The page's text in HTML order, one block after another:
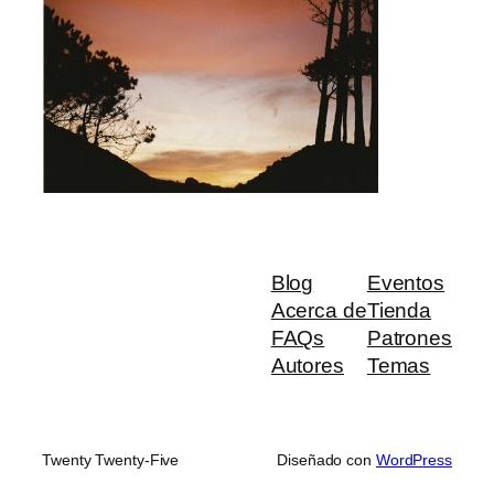
Blog
Acerca de
FAQs
Autores
Eventos
Tienda
Patrones
Temas
Twenty Twenty-Five Diseñado con WordPress